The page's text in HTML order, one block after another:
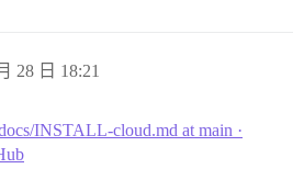
28 日 18:21
INSTALL-cloud.md at main ·